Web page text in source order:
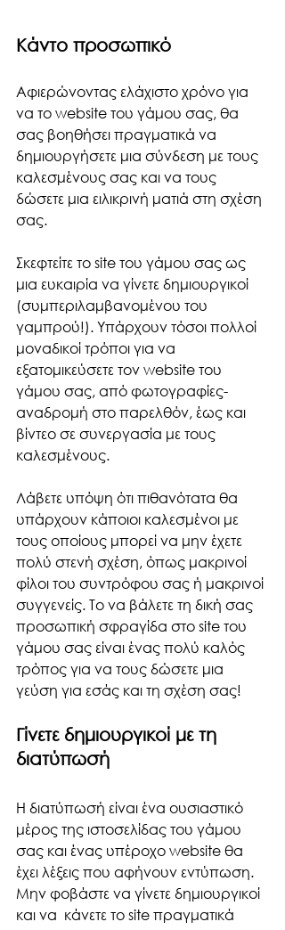
Κάντο προσωπικό
Αφιερώνοντας ελάχιστο χρόνο για
να το website του γάμου σας, θα
σας βοηθήσει πραγματικά να
δημιουργήσετε μια σύνδεση με τους
καλεσμένους σας και να τους
δώσετε μια ειλικρινή ματιά στη σχέση
σας.
Σκεφτείτε το site του γάμου σας ως
μια ευκαιρία να γίνετε δημιουργικοί
(συμπεριλαμβανομένου του
γαμπρού!). Υπάρχουν τόσοι πολλοί
μοναδικοί τρόποι για να
εξατομικεύσετε τον website του
γάμου σας, από φωτογραφίες-
αναδρομή στο παρελθόν, έως και
βίντεο σε συνεργασία με τους
καλεσμένους.
Λάβετε υπόψη ότι πιθανότατα θα
υπάρχουν κάποιοι καλεσμένοι με
τους οποίους μπορεί να μην έχετε
πολύ στενή σχέση, όπως μακρινοί
φίλοι του συντρόφου σας ή μακρινοί
συγγενείς. Το να βάλετε τη δική σας
προσωπική σφραγίδα στο site του
γάμου σας είναι ένας πολύ καλός
τρόπος για να τους δώσετε μια
γεύση για εσάς και τη σχέση σας!
Γίνετε δημιουργικοί με τη
διατύπωσή
Η διατύπωσή είναι ένα ουσιαστικό
μέρος της ιστοσελίδας του γάμου
σας και ένας υπέροχο website θα
έχει λέξεις που αφήνουν εντύπωση.
Μην φοβάστε να γίνετε δημιουργικοί
και να  κάνετε το site πραγματικά